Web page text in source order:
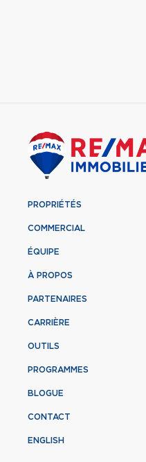
PROPRIÉTÉS
COMMERCIAL
ÉQUIPE
À PROPOS
PARTENAIRES
CARRIÈRE
OUTILS
PROGRAMMES
BLOGUE
CONTACT
ENGLISH